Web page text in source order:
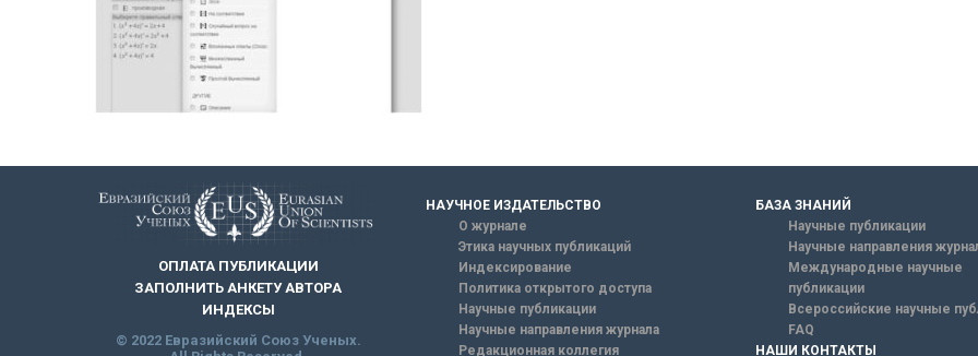
ОПЛАТА ПУБЛИКАЦИИ
ЗАПОЛНИТЬ АНКЕТУ АВТОРА
ИНДЕКСЫ
© 2022 Евразийский Союз Ученых.
НАУЧНОЕ ИЗДАТЕЛЬСТВО
О журнале
Этика научных публикаций
Индексирование
Политика открытого доступа
Научные публикации
Научные направления журнала
Редакционная коллегия
БАЗА ЗНАНИЙ
Научные публикации
Научные направления
Международные научные
публикации
Всероссийские научные
FAQ
НАШИ КОНТАКТЫ